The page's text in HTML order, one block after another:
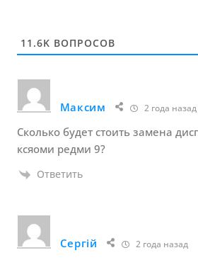
11.6K ВОПРОСОВ
Максим 2 года назад
Сколько будет стоить замена
ксяоми редми 9?
Ответить
Сергій 2 года назад